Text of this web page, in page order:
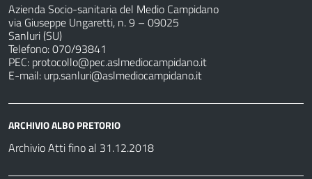
Azienda Socio-sanitaria del Medio Campidano
via Giuseppe Ungaretti, n. 9 – 09025
Sanluri (SU)
Telefono: 070/93841
PEC: protocollo@pec.aslmediocampidano.it
E-mail: urp.sanluri@aslmediocampidano.it
ARCHIVIO ALBO PRETORIO
Archivio Atti fino al 31.12.2018